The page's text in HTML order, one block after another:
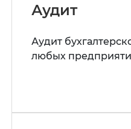
Аудит
Аудит
любых